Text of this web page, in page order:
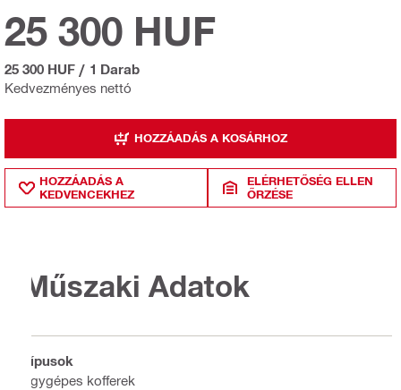
Kedvezményes nettó
25 300 HUF
25 300 HUF / 1 Darab
HOZZÁADÁS A KOSÁRHOZ
HOZZÁADÁS A
KEDVENCEKHEZ
ELÉRHETŐSÉG ELLEN
ŐRZÉSE
Műszaki Adatok
Típusok
Egygépes kofferek